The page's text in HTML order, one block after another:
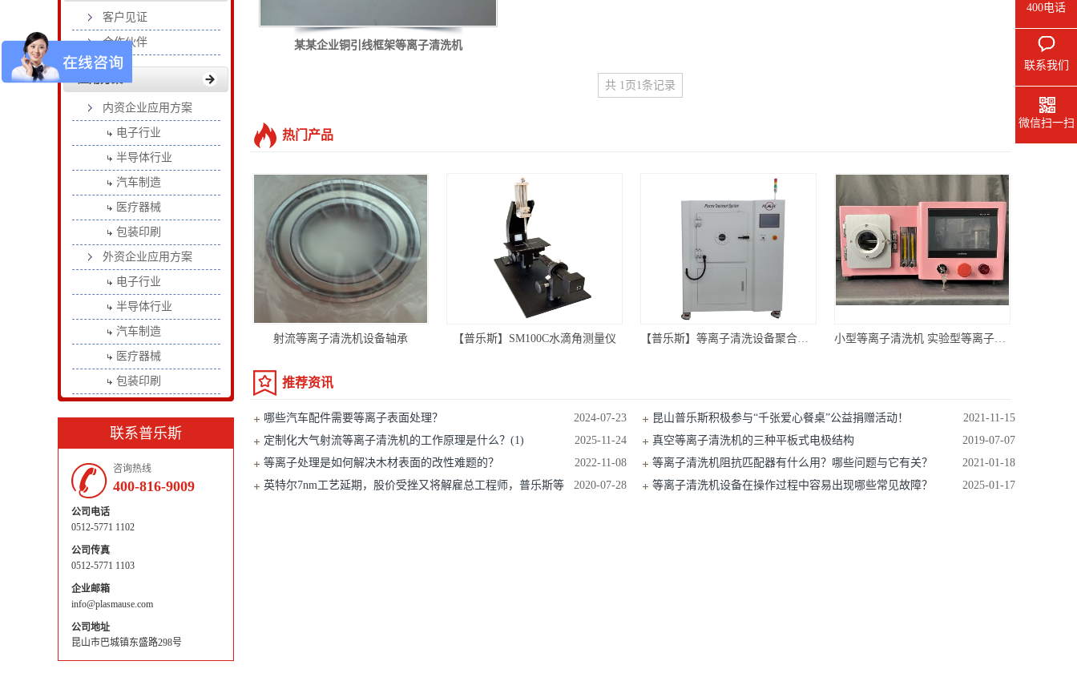
某某企业铜引线框架等离子清洗机
处于对性能和成本的考虑，微电子封装领域目前主要采用导热性、导电性、加工性能良好的铜合金材料作为引线框架。普乐斯等离子清洗机已应用于铜引线框架人机
共 1 页 1条记录
热门产品
射流等离子清洗机设备轴承 【普乐斯】SM100C水滴角测量仪 【普乐斯】等离子清洗设备聚合处理-PM180L 小型等离子清洗机 实验型等离子清洗机 手套箱用小型等离子清洗机PM-3LN
推荐资讯
2024-07-23
哪些汽车配件需要等离子表面处理？ 2021-11-15
昆山普乐斯积极参与“千张爱心餐桌”公益捐赠活动！
2025-11-24
定制化大气射流等离子清洗机的工作原理是什么？(1) 2019-07-07
真空等离子清洗机的三种平板式电极结构
2022-11-08
等离子处理是如何解决木材表面的改性难题的？ 2021-01-18
等离子清洗机阻抗匹配器有什么用？哪些问题与它有关？
2020-07-28
英特尔7nm工艺延期，股价受挫又将解雇总工程师，普乐斯等
2025-01-17
等离子清洗机设备在操作过程中容易出现哪些常见故障？
客户见证
合作伙伴
内资企业应用方案
电子行业
半导体行业
汽车制造
医疗器械
包装印刷
外资企业应用方案
电子行业
半导体行业
汽车制造
医疗器械
包装印刷
联系普乐斯
咨询热线
400-816-9009
公司电话
0512-5771 1102
公司传真
0512-5771 1103
企业邮箱
info@plasmause.com
公司地址
昆山市巴城镇东盛路298号
400电话
联系我们
微信扫一扫